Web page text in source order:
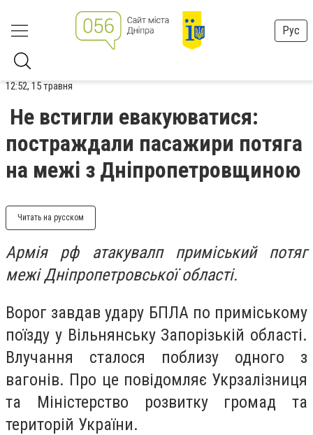
Рус
12:52, 15 травня
Не встигли евакуюватися:
постраждали пасажири потяга
на межі з Дніпропетровщиною
Читать на русском
Армія рф атакувалп приміський потяг
межі Дніпропетровської області.
Ворог завдав удару БПЛА по приміському
поїзду у Вільнянську Запорізькій області.
Влучання сталося поблизу одного з
вагонів. Про це повідомляє Укрзалізниця
та Міністерство розвитку громад та
територій України.